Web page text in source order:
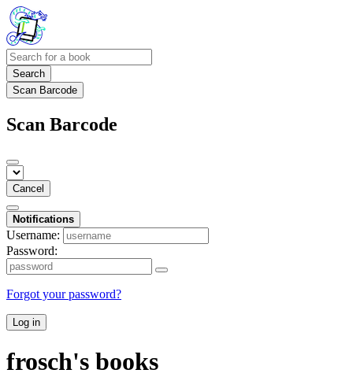
Search
Scan Barcode
Scan Barcode
Cancel
Notifications
Username:
Password:
Forgot your password?
Log in
frosch's books